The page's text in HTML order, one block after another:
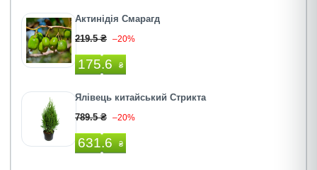
Актинідія Смарагд
219.5 ₴ –20%
175.6 ₴
Ялівець китайський Стрикта
789.5 ₴ –20%
631.6 ₴